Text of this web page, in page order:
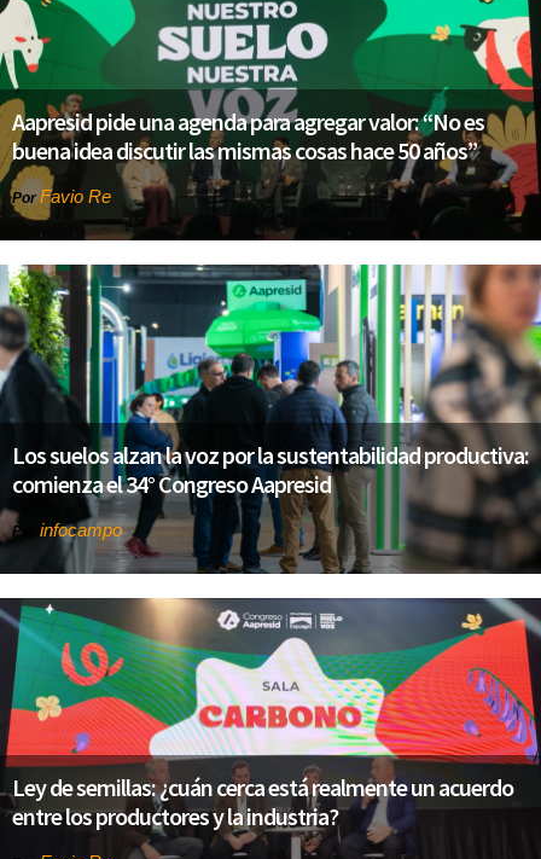
Aapresid pide una agenda para agregar valor: “No es
buena idea discutir las mismas cosas hace 50 años”
PorFavio Re
Los suelos alzan la voz por la sustentabilidad productiva:
comienza el 34° Congreso Aapresid
Por infocampo
Ley de semillas: ¿cuán cerca está realmente un acuerdo
entre los productores y la industria?